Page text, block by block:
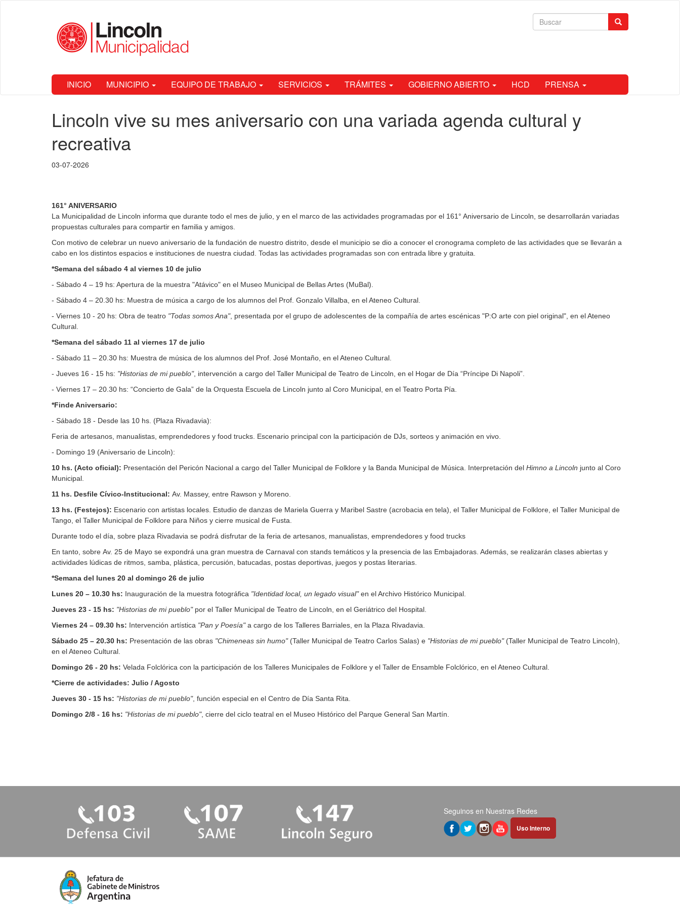
de Lincoln
Formulario
INICIO MUNICIPIO EQUIPO DE TRABAJO SERVICIOS TRÁMITES GOBIERNO ABIERTO HCD PRENSA
Contenido
principal
Lincoln vive su mes aniversario con una variada agenda cultural y
recreativa
03-07-2026
161° ANIVERSARIO
La Municipalidad de Lincoln informa que durante todo el mes de julio, y en el marco de las actividades programadas por el 161° Aniversario de Lincoln, se desarrollarán variadas
propuestas culturales para compartir en familia y amigos.
Con motivo de celebrar un nuevo aniversario de la fundación de nuestro distrito, desde el municipio se dio a conocer el cronograma completo de las actividades que se llevarán a
cabo en los distintos espacios e instituciones de nuestra ciudad. Todas las actividades programadas son con entrada libre y gratuita.
*Semana del sábado 4 al viernes 10 de julio
- Sábado 4 – 19 hs: Apertura de la muestra "Atávico" en el Museo Municipal de Bellas Artes (MuBal).
- Sábado 4 – 20.30 hs: Muestra de música a cargo de los alumnos del Prof. Gonzalo Villalba, en el Ateneo Cultural.
- Viernes 10 - 20 hs: Obra de teatro "Todas somos Ana", presentada por el grupo de adolescentes de la compañía de artes escénicas "P:O arte con piel original", en el Ateneo
Cultural.
*Semana del sábado 11 al viernes 17 de julio
- Sábado 11 – 20.30 hs: Muestra de música de los alumnos del Prof. José Montaño, en el Ateneo Cultural.
- Jueves 16 - 15 hs: "Historias de mi pueblo", intervención a cargo del Taller Municipal de Teatro de Lincoln, en el Hogar de Día “Príncipe Di Napoli”.
- Viernes 17 – 20.30 hs: “Concierto de Gala” de la Orquesta Escuela de Lincoln junto al Coro Municipal, en el Teatro Porta Pía.
*Finde Aniversario:
- Sábado 18 - Desde las 10 hs. (Plaza Rivadavia):
Feria de artesanos, manualistas, emprendedores y food trucks. Escenario principal con la participación de DJs, sorteos y animación en vivo.
- Domingo 19 (Aniversario de Lincoln):
10 hs. (Acto oficial): Presentación del Pericón Nacional a cargo del Taller Municipal de Folklore y la Banda Municipal de Música. Interpretación del Himno a Lincoln junto al Coro
Municipal.
11 hs. Desfile Cívico-Institucional: Av. Massey, entre Rawson y Moreno.
13 hs. (Festejos): Escenario con artistas locales. Estudio de danzas de Mariela Guerra y Maribel Sastre (acrobacia en tela), el Taller Municipal de Folklore, el Taller Municipal de
Tango, el Taller Municipal de Folklore para Niños y cierre musical de Fusta.
Durante todo el día, sobre plaza Rivadavia se podrá disfrutar de la feria de artesanos, manualistas, emprendedores y food trucks
En tanto, sobre Av. 25 de Mayo se expondrá una gran muestra de Carnaval con stands temáticos y la presencia de las Embajadoras. Además, se realizarán clases abiertas y
actividades lúdicas de ritmos, samba, plástica, percusión, batucadas, postas deportivas, juegos y postas literarias.
*Semana del lunes 20 al domingo 26 de julio
Lunes 20 – 10.30 hs: Inauguración de la muestra fotográfica "Identidad local, un legado visual"en el Archivo Histórico Municipal.
Jueves 23 - 15 hs: "Historias de mi pueblo"por el Taller Municipal de Teatro de Lincoln, en el Geriátrico del Hospital.
Viernes 24 – 09.30 hs: Intervención artística "Pan y Poesía"a cargo de los Talleres Barriales, en la Plaza Rivadavia.
Sábado 25 – 20.30 hs: Presentación de las obras "Chimeneas sin humo"(Taller Municipal de Teatro Carlos Salas) e "Historias de mi pueblo"(Taller Municipal de Teatro Lincoln),
en el Ateneo Cultural.
Domingo 26 - 20 hs: Velada Folclórica con la participación de los Talleres Municipales de Folklore y el Taller de Ensamble Folclórico, en el Ateneo Cultural.
*Cierre de actividades: Julio / Agosto
Jueves 30 - 15 hs: "Historias de mi pueblo", función especial en el Centro de Día Santa Rita.
Domingo 2/8 - 16 hs: "Historias de mi pueblo", cierre del ciclo teatral en el Museo Histórico del Parque General San Martín.
Seguinos en Nuestras Redes
Abrir
hipervínculo
en
pestaña
Uso Interno